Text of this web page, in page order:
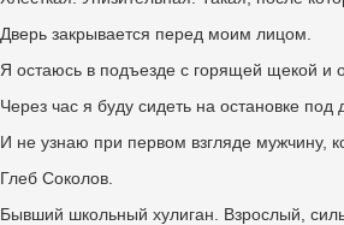
Дверь закрывается перед моим лицом.
Я остаюсь в подъезде с горящей щекой и
Через час я буду сидеть на остановке под
И не узнаю при первом взгляде мужчину,
Глеб Соколов.
Бывший школьный хулиган. Взрослый,